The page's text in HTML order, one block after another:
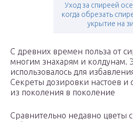
Уход за спиреей
когда обрезать
укрытие на
С древних времен польза от
многим знахарям и колдунам.
использовалось для
Секреты дозировки настоев и
из поколения в поколение
Сравнительно недавно цветы